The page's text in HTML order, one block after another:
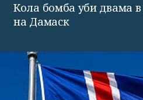
Кола бомба уби двама
на Дамаск